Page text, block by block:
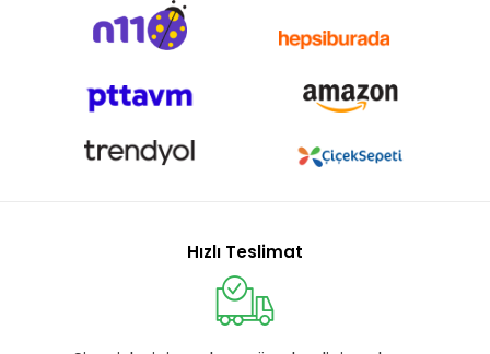
Hızlı Teslimat